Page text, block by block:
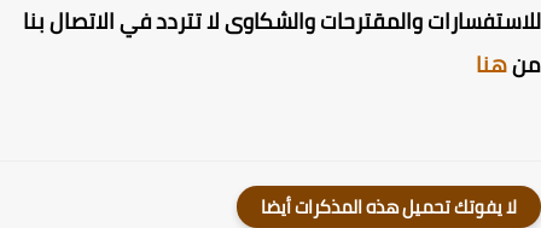
والمقترحات والشكاوى لا تتردد في الاتصال بنا
هنا
لا يفوتك تحميل هذه المذكرات أيضا